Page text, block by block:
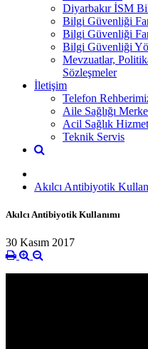
Diyarbakır İSM
Bilgi Güvenliği
Bilgi Güvenliği
Bilgi Güvenliği
Mevzuatlar,
Sözleşmeler
İletişim
Telefon
Aile Sağlığı
Acil Sağlık
Teknik Servis
Akılcı Antibiyotik
Akılcı Antibiyotik Kullanımı
30 Kasım 2017